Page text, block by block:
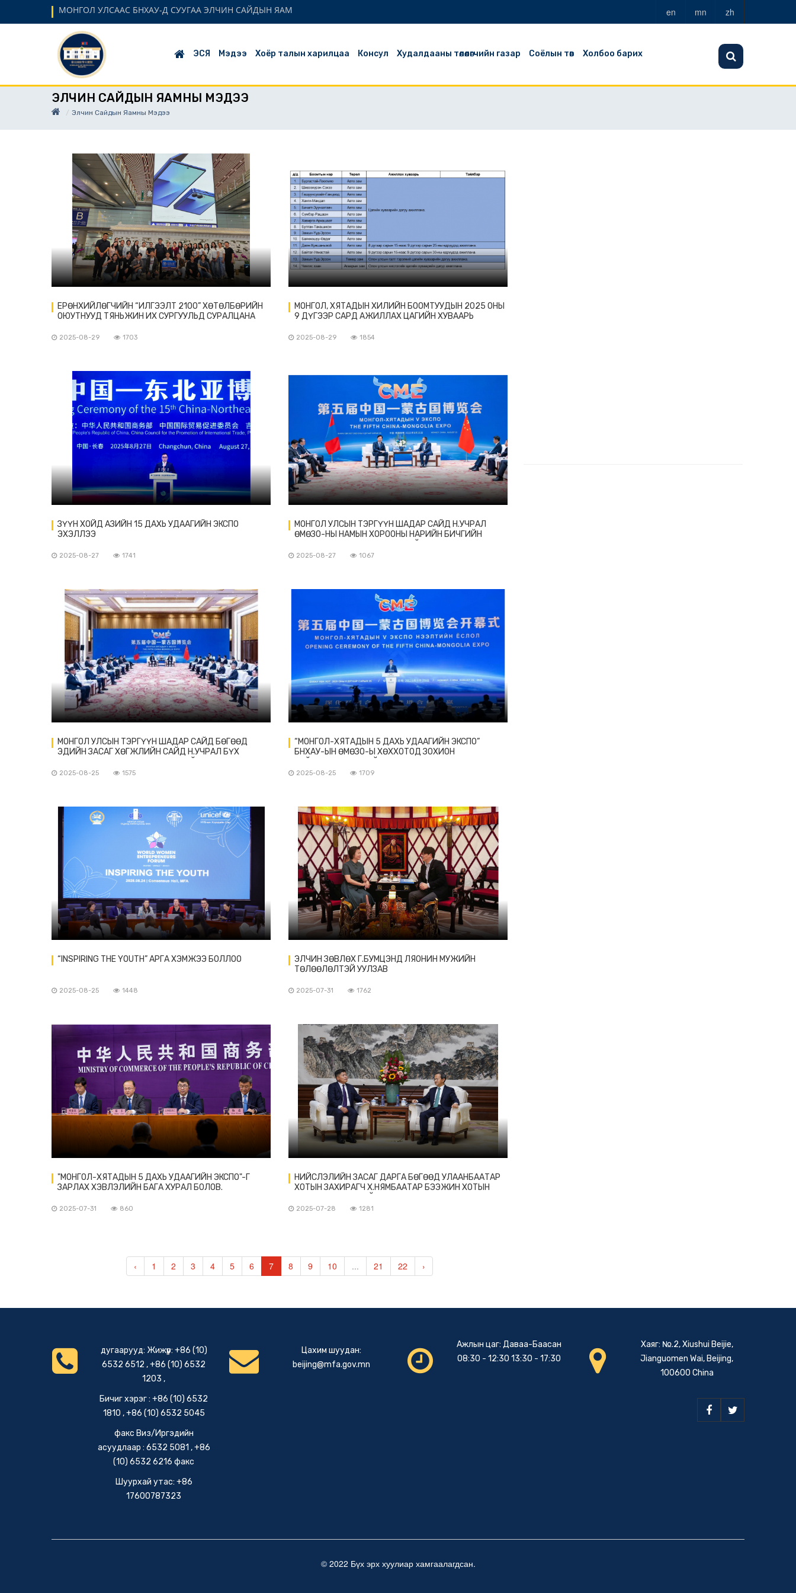
МОНГОЛ УЛСААС БНХАУ-Д СУУГАА ЭЛЧИН САЙДЫН ЯАМ en mn zh
ЭСЯ Мэдээ Хоёр талын харилцаа Консул Худалдааны төлөөлөгчийн газар Соёлын төв Холбоо барих
ЭЛЧИН САЙДЫН ЯАМНЫ МЭДЭЭ
Элчин Сайдын Яамны Мэдээ
ЕРӨНХИЙЛӨГЧИЙН “ИЛГЭЭЛТ 2100” ХӨТӨЛБӨРИЙН
ОЮУТНУУД ТЯНЬЖИН ИХ СУРГУУЛЬД СУРАЛЦАНА
2025-08-29 1703
МОНГОЛ, ХЯТАДЫН ХИЛИЙН БООМТУУДЫН 2025 ОНЫ
9 ДҮГЭЭР САРД АЖИЛЛАХ ЦАГИЙН ХУВААРЬ
2025-08-29 1854
ЗҮҮН ХОЙД АЗИЙН 15 ДАХЬ УДААГИЙН ЭКСПО
ЭХЭЛЛЭЭ
2025-08-27 1741
МОНГОЛ УЛСЫН ТЭРГҮҮН ШАДАР САЙД Н.УЧРАЛ
ӨМӨЗО-НЫ НАМЫН ХОРООНЫ НАРИЙН БИЧГИЙН
ДАРГА СҮН ШАОЧӨН-ТЭЙ УУЛЗАВ
2025-08-27 1067
МОНГОЛ УЛСЫН ТЭРГҮҮН ШАДАР САЙД БӨГӨӨД
ЭДИЙН ЗАСАГ ХӨГЖЛИЙН САЙД Н.УЧРАЛ БҮХ
БАЙНГЫН ХОРООНЫ ДЭД ДАРГА ЦАЙ ДАФЭН-ТЭЙ
2025-08-25 1575
“МОНГОЛ-ХЯТАДЫН 5 ДАХЬ УДААГИЙН ЭКСПО”
БНХАУ-ЫН ӨМӨЗО-Ы ХӨХХОТОД ЗОХИОН
2025-08-25 1709
“INSPIRING THE YOUTH” АРГА ХЭМЖЭЭ БОЛЛОО
2025-08-25 1448
ЭЛЧИН ЗӨВЛӨХ Г.БУМЦЭНД ЛЯОНИН МУЖИЙН
ТӨЛӨӨЛӨЛТЭЙ УУЛЗАВ
2025-07-31 1762
"МОНГОЛ-ХЯТАДЫН 5 ДАХЬ УДААГИЙН ЭКСПО"-Г
ЗАРЛАХ ХЭВЛЭЛИЙН БАГА ХУРАЛ БОЛОВ.
2025-07-31 860
НИЙСЛЭЛИЙН ЗАСАГ ДАРГА БӨГӨӨД УЛААНБААТАР
ХОТЫН ЗАХИРАГЧ Х.НЯМБААТАР БЭЭЖИН ХОТЫН
2025-07-28 1281
‹ 1 2 3 4 5 6 7 8 9 10 ... 21 22 ›
дугаарууд: Жижүүр: +86 (10)
6532 6512 , +86 (10) 6532
1203 ,
Бичиг хэрэг : +86 (10) 6532
1810 , +86 (10) 6532 5045
факс Виз/Иргэдийн
асуудлаар : 6532 5081 , +86
(10) 6532 6216 факс
Шуурхай утас: +86
17600787323
Цахим шуудан:
beijing@mfa.gov.mn
Ажлын цаг: Даваа-Баасан
08:30 - 12:30 13:30 - 17:30
Хаяг: №.2, Xiushui Beijie,
Jianguomen Wai, Beijing,
100600 China
© 2022 Бүх эрх хуулиар хамгаалагдсан.